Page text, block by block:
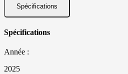
Spécifications
Spécifications
Année :
2025